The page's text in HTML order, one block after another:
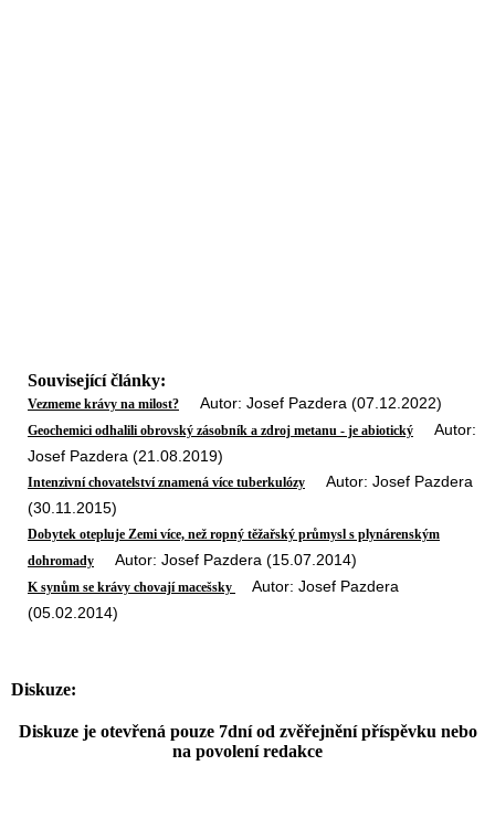
Související články:
Vezmeme krávy na milost? Autor: Josef Pazdera (07.12.2022)
Geochemici odhalili obrovský zásobník a zdroj metanu - je abiotický Autor:
Josef Pazdera (21.08.2019)
Intenzivní chovatelství znamená více tuberkulózy Autor: Josef Pazdera
(30.11.2015)
Dobytek otepluje Zemi více, než ropný těžařský průmysl s plynárenským
dohromady Autor: Josef Pazdera (15.07.2014)
K synům se krávy chovají macešsky
Autor: Josef Pazdera
(05.02.2014)
Diskuze:
Diskuze je otevřená pouze 7dní od zvěřejnění příspěvku nebo
na povolení redakce